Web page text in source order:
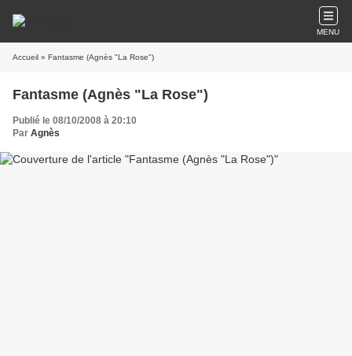
MENU
Accueil » Fantasme (Agnès "La Rose")
Fantasme (Agnès "La Rose")
Publié le 08/10/2008 à 20:10
Par Agnès